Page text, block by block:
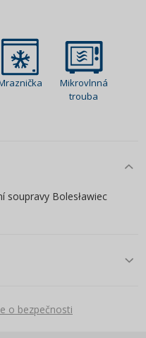
Mikrovlnná
trouba
soupravy Bolesławiec
o bezpečnosti